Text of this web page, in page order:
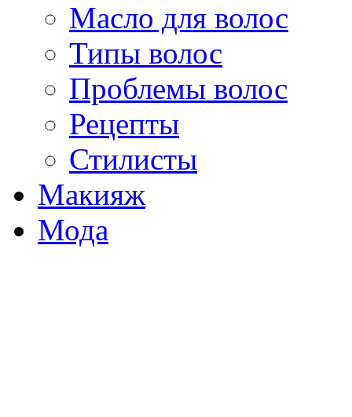
Масло для волос
Типы волос
Проблемы волос
Рецепты
Стилисты
Макияж
Мода